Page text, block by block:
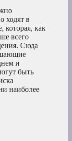
ходят в
которая, как
всего
Сюда
и
быть
наиболее